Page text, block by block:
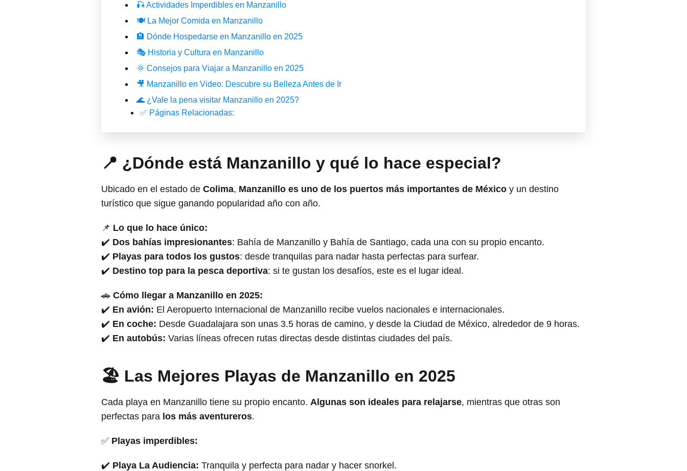
🎣 Actividades Imperdibles en Manzanillo
🍽️ La Mejor Comida en Manzanillo
🏨 Dónde Hospedarse en Manzanillo en 2025
🎭 Historia y Cultura en Manzanillo
🌞 Consejos para Viajar a Manzanillo en 2025
🎥 Manzanillo en Video: Descubre su Belleza Antes de Ir
🌊 ¿Vale la pena visitar Manzanillo en 2025?
✅ Páginas Relacionadas:
📍 ¿Dónde está Manzanillo y qué lo hace especial?
Ubicado en el estado de Colima, Manzanillo es uno de los puertos más importantes de México y un destino
turístico que sigue ganando popularidad año con año.
📌 Lo que lo hace único:
✔️ Dos bahías impresionantes: Bahía de Manzanillo y Bahía de Santiago, cada una con su propio encanto.
✔️ Playas para todos los gustos: desde tranquilas para nadar hasta perfectas para surfear.
✔️ Destino top para la pesca deportiva: si te gustan los desafíos, este es el lugar ideal.
🚗 Cómo llegar a Manzanillo en 2025:
✔️ En avión: El Aeropuerto Internacional de Manzanillo recibe vuelos nacionales e internacionales.
✔️ En coche: Desde Guadalajara son unas 3.5 horas de camino, y desde la Ciudad de México, alrededor de 9 horas.
✔️ En autobús: Varias líneas ofrecen rutas directas desde distintas ciudades del país.
🏖️ Las Mejores Playas de Manzanillo en 2025
Cada playa en Manzanillo tiene su propio encanto. Algunas son ideales para relajarse, mientras que otras son
perfectas para los más aventureros.
✅ Playas imperdibles:
✔️ Playa La Audiencia: Tranquila y perfecta para nadar y hacer snorkel.